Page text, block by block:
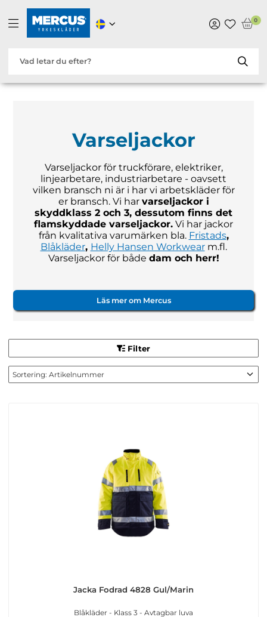
0
Varseljackor
Varseljackor för truckförare, elektriker,
linjearbetare, industriarbetare - oavsett
vilken bransch ni är i har vi arbetskläder för
er bransch. Vi har varseljackor i
skyddklass 2 och 3, dessutom finns det
flamskyddade varseljackor. Vi har jackor
från kvalitativa varumärken bla. Fristads,
Blåkläder, Helly Hansen Workwearm.fl.
Varseljackor för både dam och herr!
Läs mer om Mercus
Filter
Jacka Fodrad 4828 Gul/Marin
Blåkläder - Klass 3 - Avtagbar luva